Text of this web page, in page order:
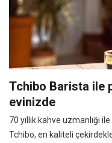
Tchibo Barista ile
evinizde
70 yıllık kahve uzmanlığı
Tchibo, en kaliteli